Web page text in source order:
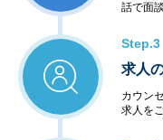
話で面
Step.3
求人
カウン
求人を